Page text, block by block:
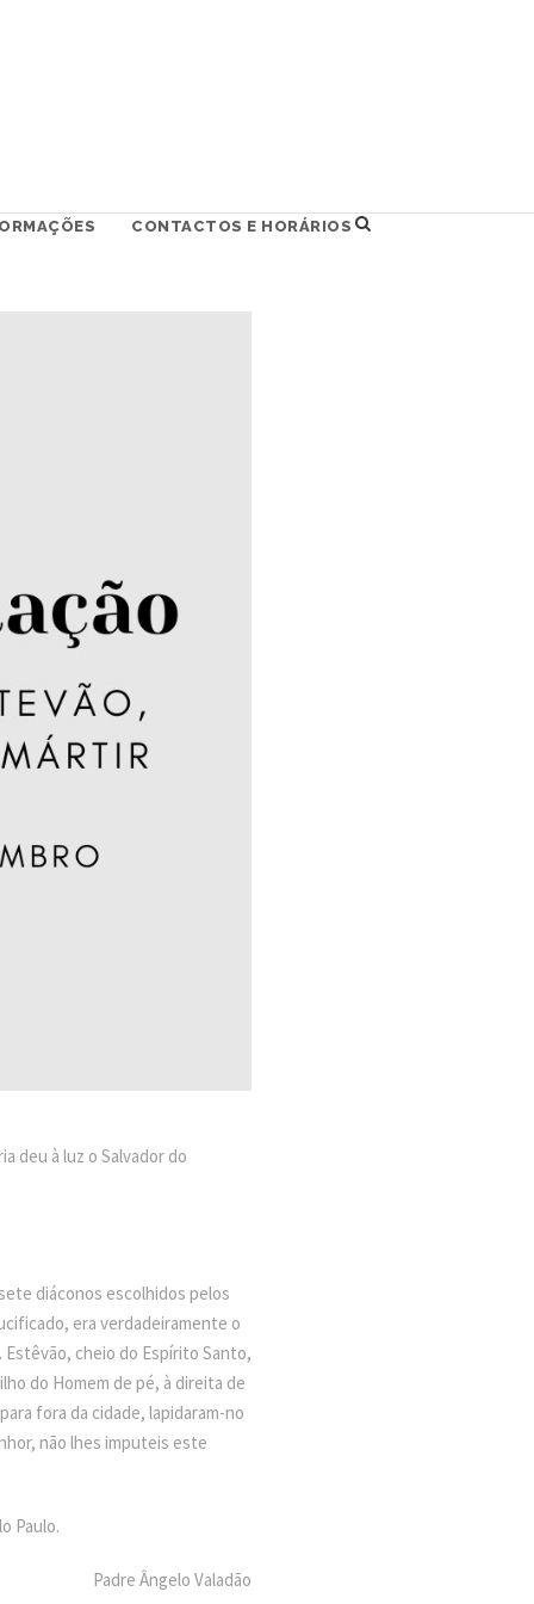
CONTACTOS E HORÁRIOS
deu à luz o Salvador do
diáconos escolhidos pelos
era verdadeiramente o
cheio do Espírito Santo,
do Homem de pé, à direita de
fora da cidade, lapidaram-no
não lhes imputeis este
Paulo.
Padre Ângelo Valadão